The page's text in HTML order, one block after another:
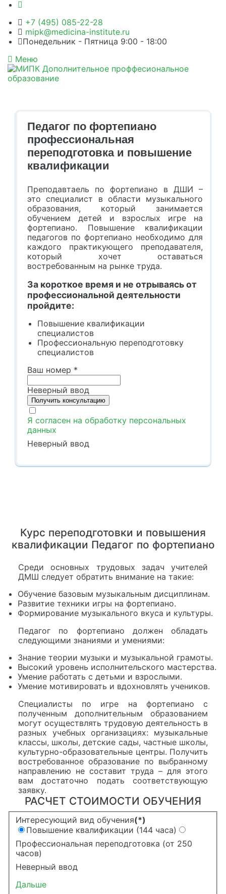
+7 (495) 085-22-28
mipk@medicina-institute.ru
Понедельник - Пятница 9:00 - 18:00
Меню
Педагог по фортепиано
профессиональная
переподготовка и повышение
квалификации
Преподавтаель по фортепиано в ДШИ –
это специалист в области музыкального
образования, который занимается
обучением детей и взрослых игре на
фортепиано. Повышение квалификации
педагогов по фортепиано необходимо для
каждого практикующего преподавателя,
который хочет оставаться
востребованным на рынке труда.
За короткое время и не отрываясь от
профессиональной деятельности
пройдите:
Повышение квалификации
специалистов
Профессиональную переподготовку
специалистов
Ваш номер *
Неверный ввод
Я согласен на обработку персональных
данных
Неверный ввод
Курс переподготовки и повышения
квалификации Педагог по фортепиано
Среди основных трудовых задач учителей
ДМШ следует обратить внимание на такие:
Обучение базовым музыкальным дисциплинам.
Развитие техники игры на фортепиано.
Формирование музыкального вкуса и культуры.
Педагог по фортепиано должен обладать
следующими знаниями и умениями:
Знание теории музыки и музыкальной грамоты.
Высокий уровень исполнительского мастерства.
Умение работать с детьми и взрослыми.
Умение мотивировать и вдохновлять учеников.
Специалисты по игре на фортепиано с
полученным дополнительным образованием
могут осуществлять трудовую деятельность в
разных учебных организациях: музыкальные
классы, школы, детские сады, частные школы,
культурно-образовательные центры. Получить
востребованное образование по выбранному
направлению не составит труда – для этого
вам достаточно подать соответствующую
заявку.
РАСЧЕТ СТОИМОСТИ ОБУЧЕНИЯ
Интересующий вид обучения(*)
Повышение квалификации (144 часа)
Профессиональная переподготовка (от 250
часов)
Неверный ввод
Дальше